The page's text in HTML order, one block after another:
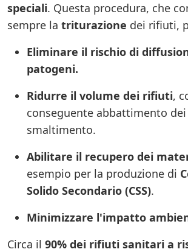
speciali. Questa procedura, che
sempre la triturazione dei rifiuti,
Eliminare il rischio di
patogeni.
Ridurre il volume dei rifiuti,
conseguente abbattimento
smaltimento.
Abilitare il recupero dei
esempio per la produzione di
Solido Secondario (CSS).
Minimizzare l'impatto
Circa il 90% dei rifiuti sanitari a